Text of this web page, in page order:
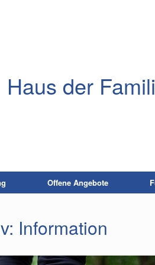
Haus der
Offene Angebote
Information